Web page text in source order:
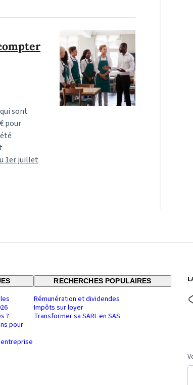
sont
pour
1er juillet
?
pour
RECHERCHES POPULAIRES
Rémunération et dividendes
Impôts sur loyer
Transformer sa SARL en SAS